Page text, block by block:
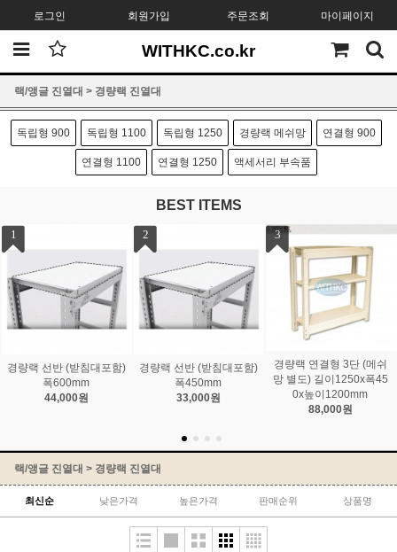
로그인 회원가입 주문조회 마이페이지
WITHKC.co.kr
랙/앵글 진열대 > 경량랙 진열대
독립형 900 독립형 1100 독립형 1250 경량랙 메쉬망 연결형 900
연결형 1100 연결형 1250 액세서리 부속품
BEST ITEMS
1
경량랙 선반 (받침대포함)
폭600mm
44,000원
2
경량랙 선반 (받침대포함)
폭450mm
33,000원
3
경량랙 연결형 3단 (메쉬
망 별도) 길이1250x폭45
0x높이1200mm
88,000원
랙/앵글 진열대 > 경량랙 진열대
최신순 낮은가격 높은가격 판매순위 상품명